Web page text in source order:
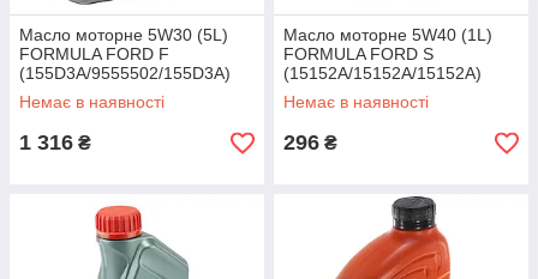
Масло моторне 5W30 (5L)
FORMULA FORD F
(155D3A/9555502/155D3A)
ORIGINAL
Немає в наявності
1 316 ₴
Масло моторне 5W40 (1L)
FORMULA FORD S
(15152A/15152A/15152A)
ORIGINAL
Немає в наявності
296 ₴